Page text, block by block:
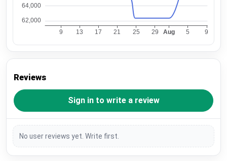
Reviews
Sign in to write a review
No user reviews yet. Write first.